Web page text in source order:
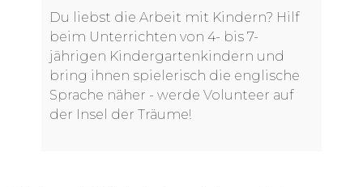
Du liebst die Arbeit mit Kindern? Hilf
beim Unterrichten von 4- bis 7-
jährigen Kindergartenkindern und
bring ihnen spielerisch die englische
Sprache näher - werde Volunteer auf
der Insel der Träume!